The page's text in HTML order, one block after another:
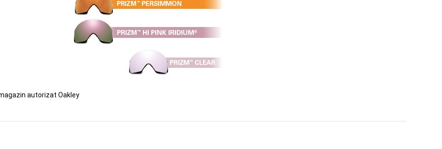
autorizat Oakley